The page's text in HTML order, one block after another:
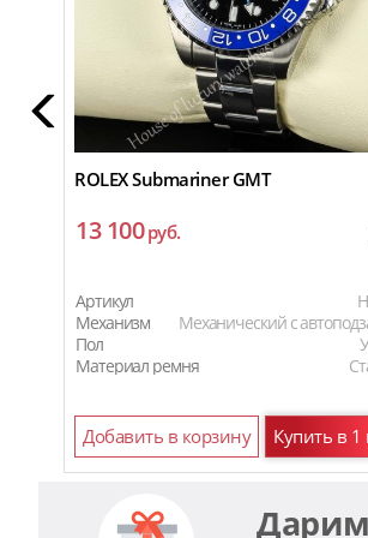
ROLEX Submariner GMT
13 100руб.
Артикул
Механизм
Механический с
Пол
Материал ремня
Добавить в корзину Купить в 1
Дарим